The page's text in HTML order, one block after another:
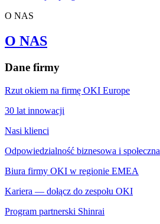
O NAS
O NAS
Dane firmy
Rzut okiem na firmę OKI Europe
30 lat innowacji
Nasi klienci
Odpowiedzialność biznesowa i społeczna
Biura firmy OKI w regionie EMEA
Kariera — dołącz do zespołu OKI
Program partnerski Shinrai